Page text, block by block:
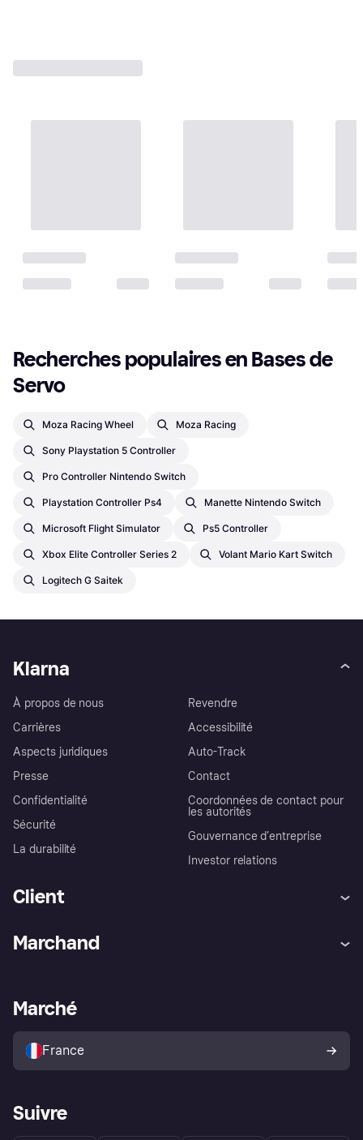
Recherches populaires en Bases de
Servo
Moza Racing Wheel Moza Racing
Sony Playstation 5 Controller
Pro Controller Nintendo Switch
Playstation Controller Ps4 Manette Nintendo Switch
Microsoft Flight Simulator Ps5 Controller
Xbox Elite Controller Series 2 Volant Mario Kart Switch
Logitech G Saitek
Klarna
À propos de nous
Carrières
Aspects juridiques
Presse
Confidentialité
Sécurité
La durabilité
Revendre
Accessibilité
Auto-Track
Contact
Coordonnées de contact pour
les autorités
Gouvernance d’entreprise
Investor relations
Client
Explorez les magasins
Politique de protection de
l’acheteur Klarna
Marchand
Portail Marchand
Marché
France
Suivre